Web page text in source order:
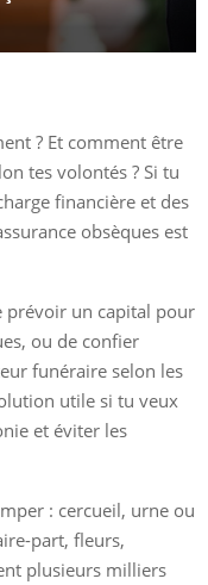
? Et comment être
tes volontés ? Si tu
financière et des
obsèques est
prévoir un capital pour
ou de confier
funéraire selon les
utile si tu veux
et éviter les
: cercueil, urne ou
part, fleurs,
plusieurs milliers